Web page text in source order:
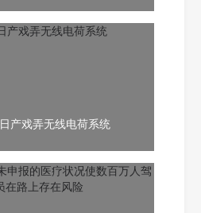
日产戏弄无线电荷系统